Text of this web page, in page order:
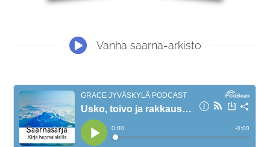
Vanha saarna-arkisto